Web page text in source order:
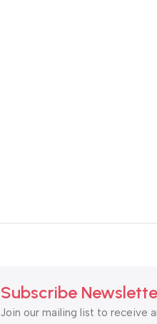
Subscribe
Join our mailing list to receive